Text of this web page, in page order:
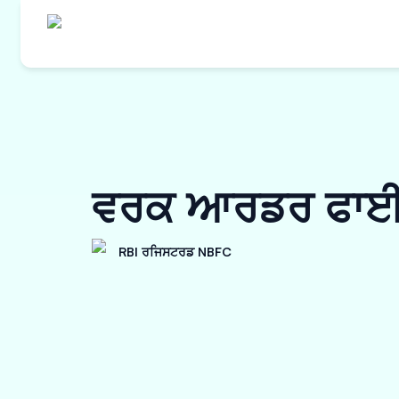
ਵਰਕ ਆਰਡਰ
RBI ਰਜਿਸਟਰਡ NBFC